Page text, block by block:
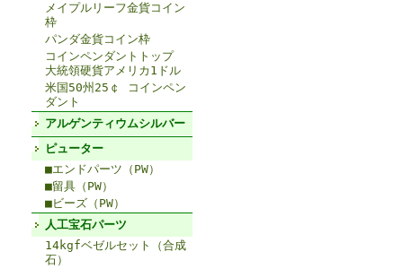
メイプルリーフ金貨コイン
枠
パンダ金貨コイン枠
コインペンダントトップ
大統領硬貨アメリカ1ドル
米国50州25￠ コインペン
ダント
アルゲンティウムシルバー
ピューター
■エンドパーツ（PW）
■留具（PW）
■ビーズ（PW）
人工宝石パーツ
14kgfベゼルセット（合成
石）